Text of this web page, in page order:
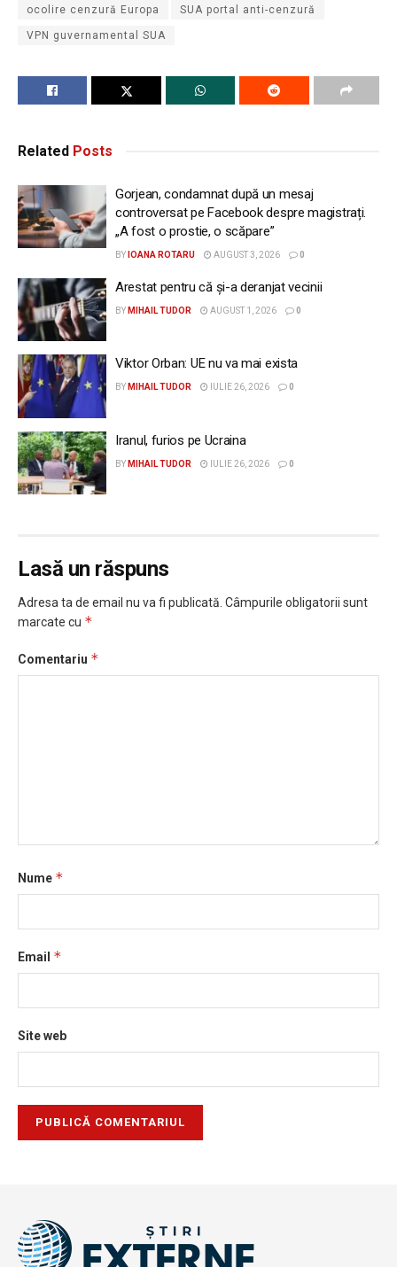
ocolire cenzură Europa SUA portal anti-cenzură
VPN guvernamental SUA
Related Posts
Gorjean, condamnat după un mesaj
controversat pe Facebook despre magistrați.
„A fost o prostie, o scăpare”
BY IOANA ROTARU AUGUST 3, 2026 0
Arestat pentru că și-a deranjat vecinii
BY MIHAIL TUDOR AUGUST 1, 2026 0
Viktor Orban: UE nu va mai exista
BY MIHAIL TUDOR IULIE 26, 2026 0
Iranul, furios pe Ucraina
BY MIHAIL TUDOR IULIE 26, 2026 0
Lasă un răspuns
Adresa ta de email nu va fi publicată. Câmpurile obligatorii sunt
marcate cu *
Comentariu *
Nume *
Email *
Site web